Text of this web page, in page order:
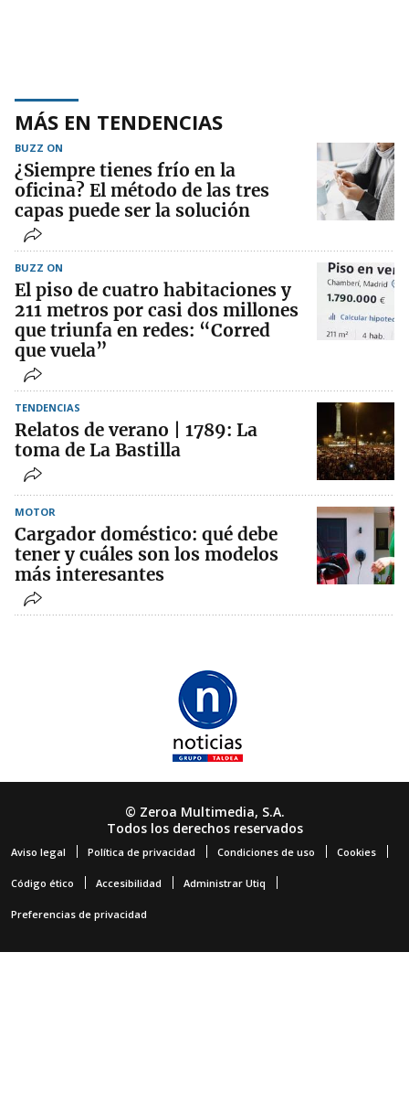
MÁS EN TENDENCIAS
BUZZ ON
¿Siempre tienes frío en la
oficina? El método de las tres
capas puede ser la solución
BUZZ ON
El piso de cuatro habitaciones y
211 metros por casi dos millones
que triunfa en redes: “Corred
que vuela”
TENDENCIAS
Relatos de verano | 1789: La
toma de La Bastilla
MOTOR
Cargador doméstico: qué debe
tener y cuáles son los modelos
más interesantes
© Zeroa Multimedia, S.A.
Todos los derechos reservados
Aviso legal Política de privacidad Condiciones de uso Cookies
Código ético Accesibilidad Administrar Utiq
Preferencias de privacidad